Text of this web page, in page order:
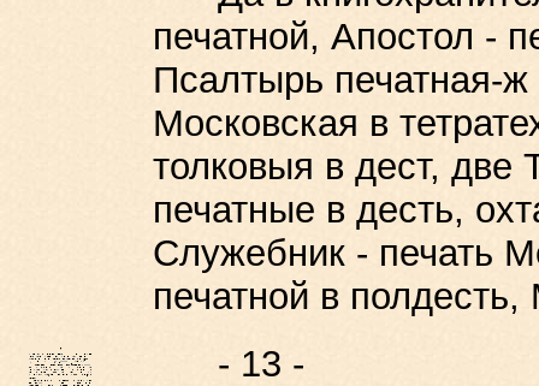
печатной, Апостол -
Псалтырь печатная-ж
Московская в
толковыя в дест, две
печатные в десть,
Служебник - печать
печатной в
- 13 -